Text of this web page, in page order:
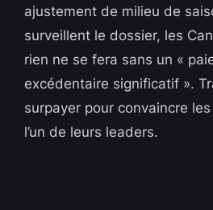
ajustement de milieu de
surveillent le dossier, les
rien ne se fera sans un «
excédentaire significatif ».
surpayer pour convaincre
l’un de leurs leaders.